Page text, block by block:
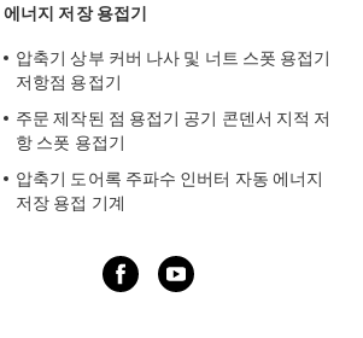
에너지 저장 용접기
압축기 상부 커버 나사 및 너트 스폿 용접기
저항점 용접기
주문 제작된 점 용접기 공기 콘덴서 지적 저
항 스폿 용접기
압축기 도어록 주파수 인버터 자동 에너지
저장 용접 기계